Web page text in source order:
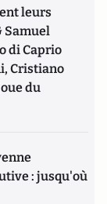
leurs
Samuel
di Caprio
Cristiano
du
: jusqu'où